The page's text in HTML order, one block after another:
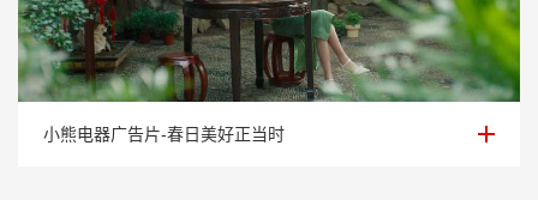
小熊电器广告片-春日美好正当时
小熊电器广告片-春日美好正当时